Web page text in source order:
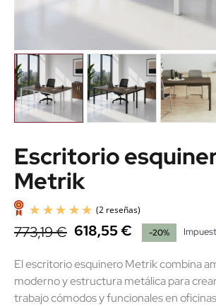
Escritorio
Metrik
773,19 € 618,55 € -20%
El escritorio esquinero Metrik combina
moderno y estructura metálica para
trabajo cómodos y funcionales en